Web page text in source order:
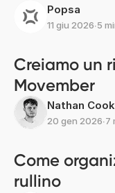
Popsa
11 giu 2026∙5
Creiamo un
Movember
Nathan Cook
20 gen 2026∙7
Come
rullino